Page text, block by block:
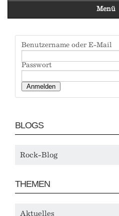
Menü
Benutzername oder E-Mail
Passwort
BLOGS
Rock-Blog
THEMEN
Aktuelles